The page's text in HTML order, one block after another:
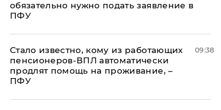
обязательно нужно подать заявление в
ПФУ
Стало известно, кому из работающих
пенсионеров-ВПЛ автоматически
продлят помощь на проживание, –
ПФУ
09:38